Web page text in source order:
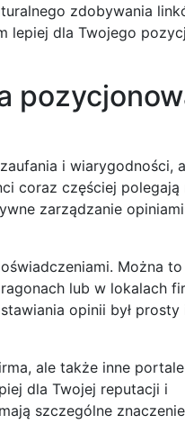
zdobywania
lepiej dla Twojego
i wiarygodności,
coraz częściej polegają
zarządzanie
Można
lub w lokalach
opinii był prosty
ale także inne
dla Twojej reputacji i
szczególne